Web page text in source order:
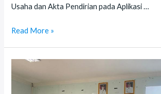
Usaha dan Akta Pendirian pada Aplikasi …
Pemberitahuan
Penyedia
Katalog
Read More »